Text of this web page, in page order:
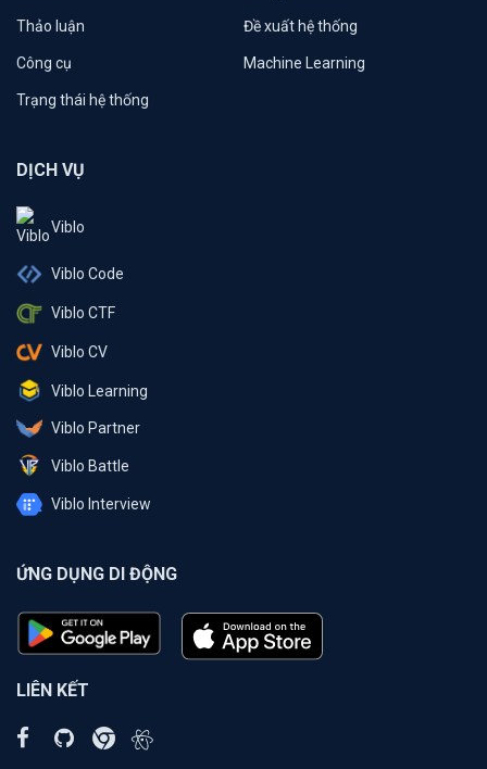
Thảo luận Đề xuất hệ thống
Công cụ Machine Learning
Trạng thái hệ thống
DỊCH VỤ
Viblo
Viblo Code
Viblo CTF
Viblo CV
Viblo Learning
Viblo Partner
Viblo Battle
Viblo Interview
ỨNG DỤNG DI ĐỘNG
LIÊN KẾT